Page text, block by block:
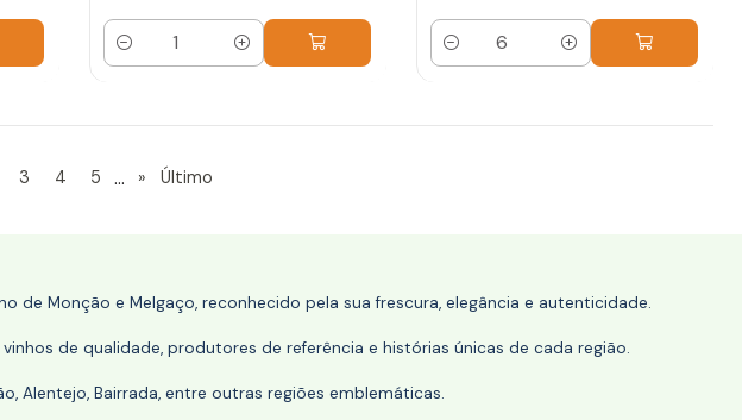
Quantidade Quantidade
3 4 5 ... » Último
de Monção e Melgaço, reconhecido pela sua frescura, elegância e autenticidade.
de qualidade, produtores de referência e histórias únicas de cada região.
Alentejo, Bairrada, entre outras regiões emblemáticas.